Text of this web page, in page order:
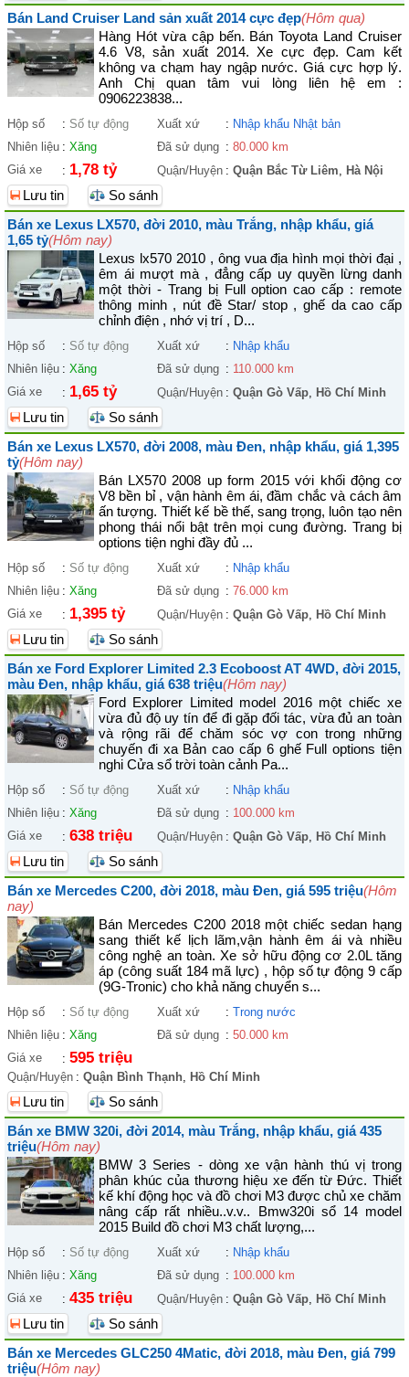
Bán Land Cruiser Land sản xuất 2014 cực đẹp(Hôm qua)
Hàng Hót vừa cập bến. Bán Toyota Land Cruiser
4.6 V8, sản xuất 2014. Xe cực đẹp. Cam kết
không va chạm hay ngập nước. Giá cực hợp lý.
Anh Chị quan tâm vui lòng liên hệ em :
0906223838...
Hộp số : Số tự động Xuất xứ : Nhập khẩu Nhật bản
Nhiên liệu : Xăng Đã sử dụng : 80.000 km
Giá xe
: 1,78 tỷ Quận/Huyện : Quận Bắc Từ Liêm, Hà Nội
Lưu tin
So sánh
Bán xe Lexus LX570, đời 2010, màu Trắng, nhập khẩu, giá
1,65 tỷ(Hôm nay)
Lexus lx570 2010 , ông vua địa hình mọi thời đại ,
êm ái mượt mà , đẳng cấp uy quyền lừng danh
một thời - Trang bị Full option cao cấp : remote
thông minh , nút đề Star/ stop , ghế da cao cấp
chỉnh điện , nhớ vị trí , D...
Hộp số : Số tự động Xuất xứ : Nhập khẩu
Nhiên liệu : Xăng Đã sử dụng : 110.000 km
Giá xe
: 1,65 tỷ Quận/Huyện : Quận Gò Vấp, Hồ Chí Minh
Lưu tin
So sánh
Bán xe Lexus LX570, đời 2008, màu Đen, nhập khẩu, giá 1,395
tỷ(Hôm nay)
Bán LX570 2008 up form 2015 với khối động cơ
V8 bền bỉ , vận hành êm ái, đầm chắc và cách âm
ấn tượng. Thiết kế bề thế, sang trọng, luôn tạo nên
phong thái nổi bật trên mọi cung đường. Trang bị
options tiện nghi đầy đủ ...
Hộp số : Số tự động Xuất xứ : Nhập khẩu
Nhiên liệu : Xăng Đã sử dụng : 76.000 km
Giá xe
: 1,395 tỷ Quận/Huyện : Quận Gò Vấp, Hồ Chí Minh
Lưu tin
So sánh
Bán xe Ford Explorer Limited 2.3 Ecoboost AT 4WD, đời 2015,
màu Đen, nhập khẩu, giá 638 triệu(Hôm nay)
Ford Explorer Limited model 2016 một chiếc xe
vừa đủ độ uy tín để đi gặp đối tác, vừa đủ an toàn
và rộng rãi để chăm sóc vợ con trong những
chuyến đi xa Bản cao cấp 6 ghế Full options tiện
nghi Cửa sổ trời toàn cảnh Pa...
Hộp số : Số tự động Xuất xứ : Nhập khẩu
Nhiên liệu : Xăng Đã sử dụng : 100.000 km
Giá xe
: 638 triệu Quận/Huyện : Quận Gò Vấp, Hồ Chí Minh
Lưu tin
So sánh
Bán xe Mercedes C200, đời 2018, màu Đen, giá 595 triệu(Hôm
nay)
Bán Mercedes C200 2018 một chiếc sedan hạng
sang thiết kế lịch lãm,vận hành êm ái và nhiều
công nghệ an toàn. Xe sở hữu động cơ 2.0L tăng
áp (công suất 184 mã lực) , hộp số tự động 9 cấp
(9G-Tronic) cho khả năng chuyển s...
Hộp số : Số tự động Xuất xứ : Trong nước
Nhiên liệu : Xăng Đã sử dụng : 50.000 km
Giá xe
: 595 triệu
Quận/Huyện : Quận Bình Thạnh, Hồ Chí Minh
Lưu tin
So sánh
Bán xe BMW 320i, đời 2014, màu Trắng, nhập khẩu, giá 435
triệu(Hôm nay)
BMW 3 Series - dòng xe vận hành thú vị trong
phân khúc của thương hiệu xe đến từ Đức. Thiết
kế khí động học và đồ chơi M3 được chủ xe chăm
nâng cấp rất nhiều..v.v.. Bmw320i sổ 14 model
2015 Build đồ chơi M3 chất lượng,...
Hộp số : Số tự động Xuất xứ : Nhập khẩu
Nhiên liệu : Xăng Đã sử dụng : 100.000 km
Giá xe
: 435 triệu Quận/Huyện : Quận Gò Vấp, Hồ Chí Minh
Lưu tin
So sánh
Bán xe Mercedes GLC250 4Matic, đời 2018, màu Đen, giá 799
triệu(Hôm nay)